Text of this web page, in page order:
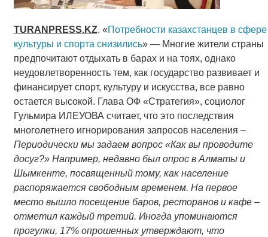
TURANPRESS.KZ. «Потребности казахстанцев в сфере
культуры и спорта снизились» — Многие жители страны
предпочитают отдыхать в барах и на тоях, однако
неудовлетворенность тем, как государство развивает и
финансирует спорт, культуру и искусства, все равно
остается высокой. Глава ОФ «Стратегия», социолог
Гульмира ИЛЕУОВА считает, что это последствия
многолетнего игнорирования запросов населения –
Периодически мы задаем вопрос «Как вы проводите
досуг?» Например, недавно был опрос в Алматы и
Шымкенте, посвященный тому, как население
распоряжается свободным временем. На первое
место вышло посещение баров, ресторанов и кафе –
отметил каждый третий. Иногда упоминаются
прогулки, 17% опрошенных утверждают, что